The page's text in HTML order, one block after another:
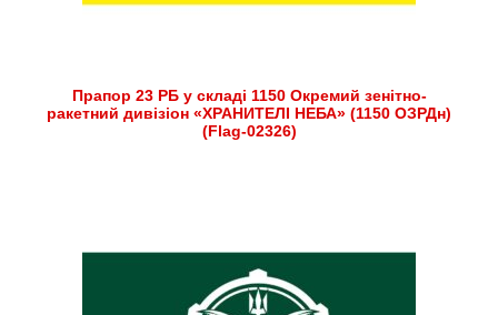
Прапор 23 РБ у складі 1150 Окремий зенітно-
ракетний дивізіон «ХРАНИТЕЛІ НЕБА» (1150 ОЗРДн)
(Flag-02326)